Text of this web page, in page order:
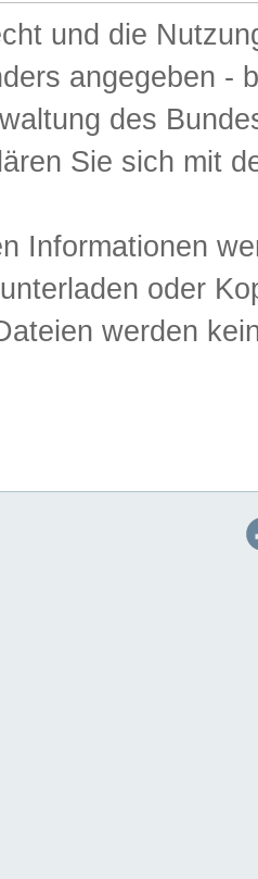
und die
angegeben -
des
Sie sich mit
Informationen
oder
werden